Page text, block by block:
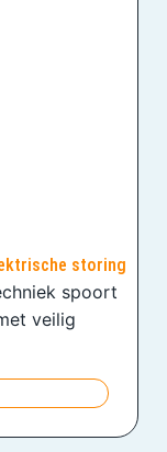
storing
spoort
veilig